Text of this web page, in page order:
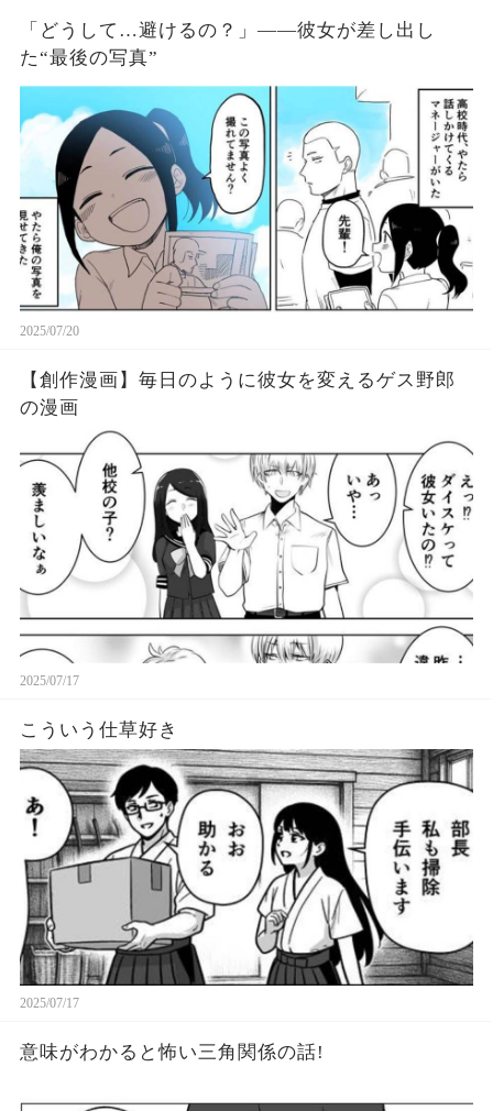
「どうして…避けるの？」――彼女が差し出し
た“最後の写真”
2025/07/20
【創作漫画】毎日のように彼女を変えるゲス野郎
の漫画
2025/07/17
こういう仕草好き
2025/07/17
意味がわかると怖い三角関係の話!